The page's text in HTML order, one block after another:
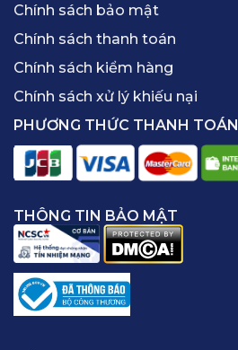
Chính sách bảo mật
Chính sách thanh toán
Chính sách kiểm hàng
Chính sách xử lý khiếu nại
PHƯƠNG THỨC THANH TOÁN
THÔNG TIN BẢO MẬT